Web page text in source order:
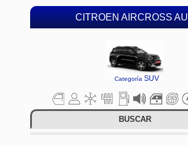
CITROEN AIRCROSS
Categoría SUV
BUSCAR